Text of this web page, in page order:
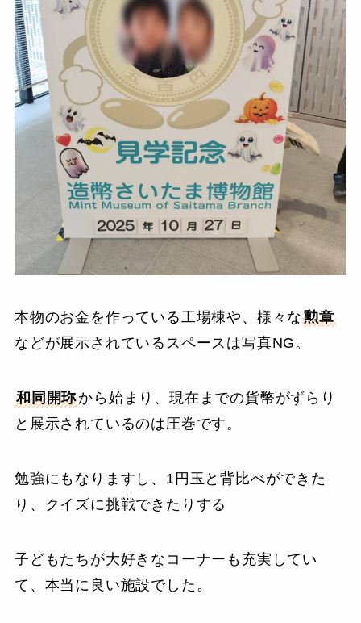
本物のお金を作っている工場棟や、様々な勲章
などが展示されているスペースは写真NG。
和同開珎から始まり、現在までの貨幣がずらり
と展示されているのは圧巻です。
勉強にもなりますし、1円玉と背比べができた
り、クイズに挑戦できたりする
子どもたちが大好きなコーナーも充実してい
て、本当に良い施設でした。